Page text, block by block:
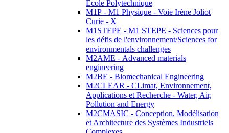
École Polytechnique
M1P - M1 Physique - Voie Irène Joliot
Curie - X
M1STEPE - M1 STEPE - Sciences pour
les défis de l'environnement/Sciences for
environmentals challenges
M2AME - Advanced materials
engineering
M2BE - Biomechanical Engineering
M2CLEAR - CLimat, Environnement,
Applications et Recherche - Water, Air,
Pollution and Energy
M2CMASIC - Conception, Modélisation
et Architecture des Systèmes Industriels